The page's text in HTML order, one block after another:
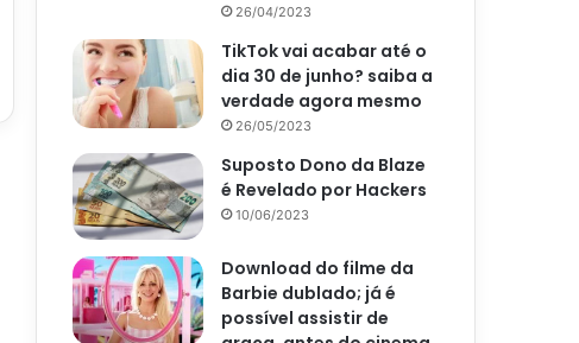
26/04/2023
TikTok vai acabar até o
dia 30 de junho? saiba a
verdade agora mesmo
26/05/2023
Suposto Dono da Blaze
é Revelado por Hackers
10/06/2023
Download do filme da
Barbie dublado; já é
possível assistir de